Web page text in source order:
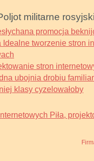
militarne
promocja
Idealne tworzenie stron
stron
ubojnia drobiu
klasy cyzelowałoby
Piła,